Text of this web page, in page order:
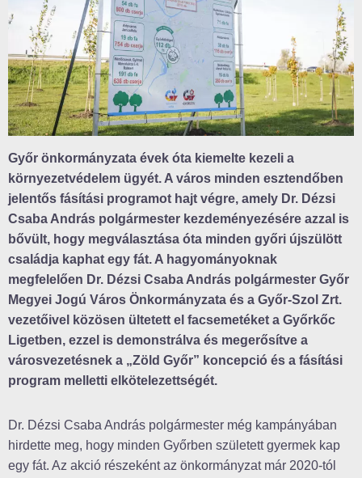
Győr önkormányzata évek óta kiemelte kezeli a
környezetvédelem ügyét. A város minden esztendőben
jelentős fásítási programot hajt végre, amely Dr. Dézsi
Csaba András polgármester kezdeményezésére azzal is
bővült, hogy megválasztása óta minden győri újszülött
családja kaphat egy fát. A hagyományoknak
megfelelően Dr. Dézsi Csaba András polgármester Győr
Megyei Jogú Város Önkormányzata és a Győr-Szol Zrt.
vezetőivel közösen ültetett el facsemetéket a Győrkőc
Ligetben, ezzel is demonstrálva és megerősítve a
városvezetésnek a „Zöld Győr” koncepció és a fásítási
program melletti elkötelezettségét.
Dr. Dézsi Csaba András polgármester még kampányában
hirdette meg, hogy minden Győrben született gyermek kap
egy fát. Az akció részeként az önkormányzat már 2020-tól